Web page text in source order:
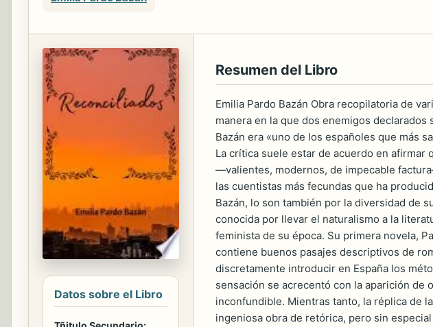
Datos sobre el Libro
Resumen del Libro
Emilia Pardo Bazán Obra recopilatoria de
manera en la que dos enemigos
Bazán era «uno de los españoles que más
La crítica suele estar de acuerdo en
—valientes, modernos, de impecable
las cuentistas más fecundas que ha
Bazán, lo son también por la diversidad de
conocida por llevar el naturalismo a la
feminista de su época. Su primera novela,
contiene buenos pasajes descriptivos de
discretamente introducir en España los
sensación se acrecentó con la aparición de
inconfundible. Mientras tanto, la réplica de
ingeniosa obra de retórica, pero sin